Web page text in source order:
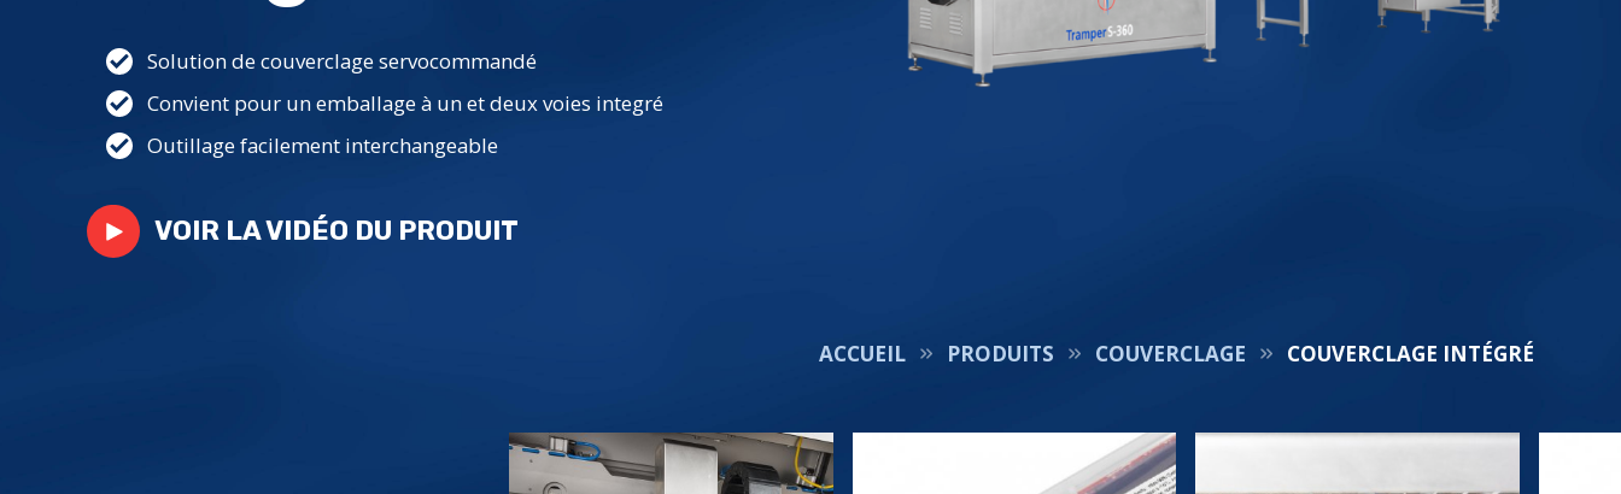
Solution de couverclage servocommandé
Convient pour un emballage à un et deux voies integré
Outillage facilement interchangeable
VOIR LA VIDÉO DU PRODUIT
ACCUEIL PRODUITS COUVERCLAGE COUVERCLAGE INTÉGRÉ